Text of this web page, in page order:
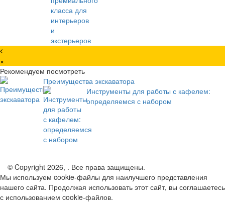
×
Рекомендуем посмотреть
Преимущества экскаватора
Инструменты для работы с кафелем:
определяемся с набором
© Copyright 2026, . Все права защищены.
Мы используем cookie-файлы для наилучшего представления
нашего сайта. Продолжая использовать этот сайт, вы соглашаетесь
с использованием cookie-файлов.